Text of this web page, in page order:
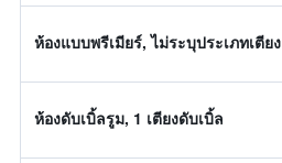
ห้องแบบพรีเมียร์, ไม่ระบุประเภทเตียง
ห้องดับเบิ้ลรูม, 1 เตียงดับเบิ้ล